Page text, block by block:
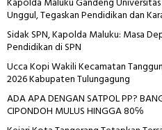
Unggul, Tegaskan Pendidikan dan
Sidak SPN, Kapolda Maluku: Masa
Pendidikan di SPN
Ucca Kopi Wakili Kecamatan
2026 Kabupaten Tulungagung
ADA APA DENGAN SATPOL PP?
CIPONDOH MULUS HINGGA 80℅